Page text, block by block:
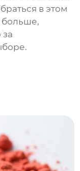
в этом
больше,
за